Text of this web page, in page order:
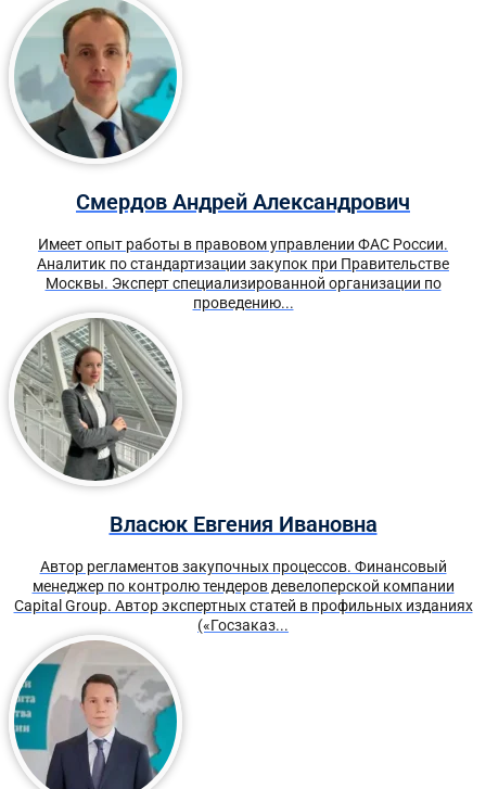
Смердов Андрей Александрович
Имеет опыт работы в правовом управлении ФАС России.
Аналитик по стандартизации закупок при Правительстве
Москвы. Эксперт специализированной организации по
проведению...
Власюк Евгения Ивановна
Автор регламентов закупочных процессов. Финансовый
менеджер по контролю тендеров девелоперской компании
Capital Group. Автор экспертных статей в профильных изданиях
(«Госзаказ...